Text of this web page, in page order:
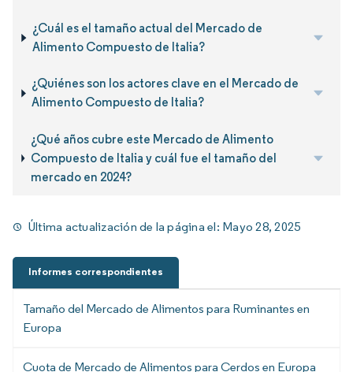
¿Cuál es el tamaño actual del Mercado de
Alimento Compuesto de Italia?
¿Quiénes son los actores clave en el Mercado de
Alimento Compuesto de Italia?
¿Qué años cubre este Mercado de Alimento
Compuesto de Italia y cuál fue el tamaño del
mercado en 2024?
Última actualización de la página el: Mayo 28, 2025
Informes correspondientes
Tamaño del Mercado de Alimentos para Ruminantes en
Europa
Cuota de Mercado de Alimentos para Cerdos en Europa